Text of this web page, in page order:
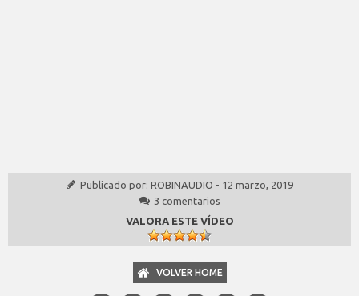
Publicado por: ROBINAUDIO - 12 marzo, 2019
3 comentarios
VALORA ESTE VÍDEO
VOLVER HOME